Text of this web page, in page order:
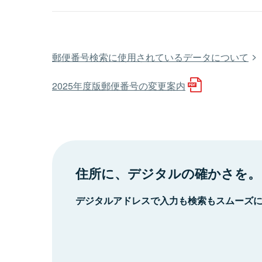
郵便番号検索に使用されているデータについて
2025年度版郵便番号の変更案内
住所に、デジタルの確かさを。
デジタルアドレスで入力も検索もスムーズ